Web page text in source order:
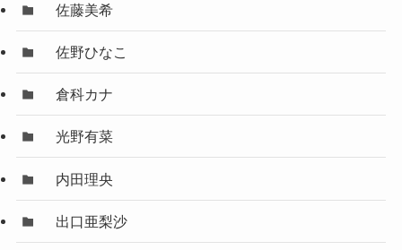
佐藤美希
佐野ひなこ
倉科カナ
光野有菜
内田理央
出口亜梨沙